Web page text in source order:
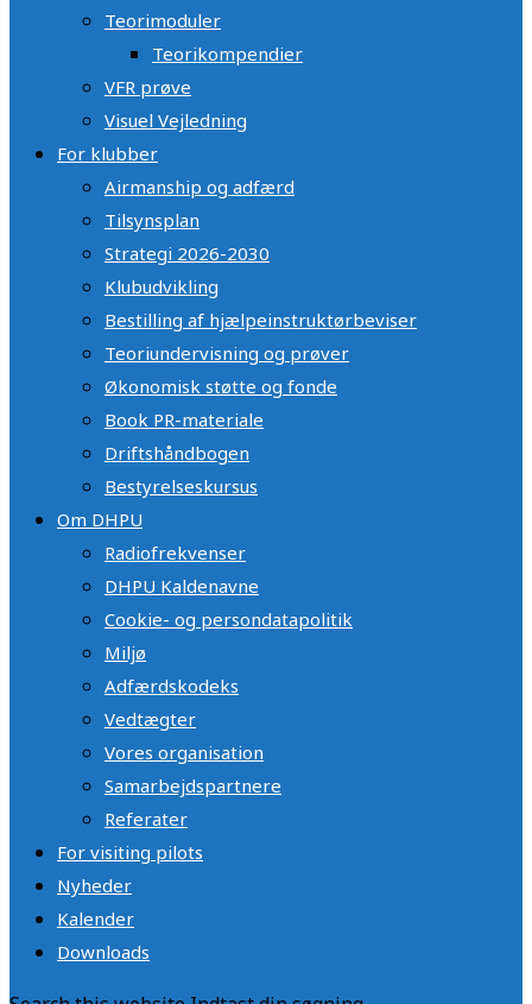
Teorimoduler
Teorikompendier
VFR prøve
Visuel Vejledning
For klubber
Airmanship og adfærd
Tilsynsplan
Strategi 2026-2030
Klubudvikling
Bestilling af hjælpeinstruktørbeviser
Teoriundervisning og prøver
Økonomisk støtte og fonde
Book PR-materiale
Driftshåndbogen
Bestyrelseskursus
Om DHPU
Radiofrekvenser
DHPU Kaldenavne
Cookie- og persondatapolitik
Miljø
Adfærdskodeks
Vedtægter
Vores organisation
Samarbejdspartnere
Referater
For visiting pilots
Nyheder
Kalender
Downloads